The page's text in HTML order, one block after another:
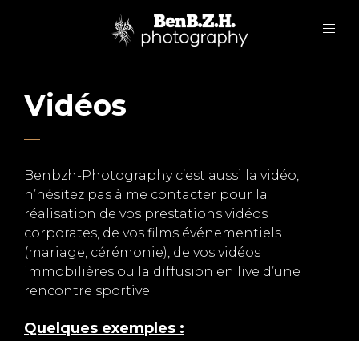
Vidéos
Benbzh-Photography c’est aussi la vidéo,
n’hésitez pas à me contacter pour la
réalisation de vos prestations vidéos
corporates, de vos films événementiels
(mariage, cérémonie), de vos vidéos
immobilières ou la diffusion en live d’une
rencontre sportive.
Quelques exemples :